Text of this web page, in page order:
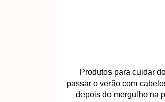
Produtos para cuidar
passar o verão com
depois do mergulho na